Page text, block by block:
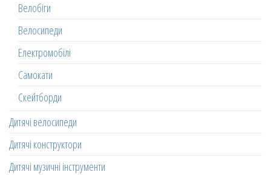
Велобіги
Велосипеди
Електромобілі
Самокати
Скейтборди
Дитячі велосипеди
Дитячі конструктори
Дитячі музичні інструменти